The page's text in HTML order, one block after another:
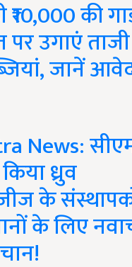
की
उगाएं ताजी
जानें
News:
ध्रुव
के
के लिए